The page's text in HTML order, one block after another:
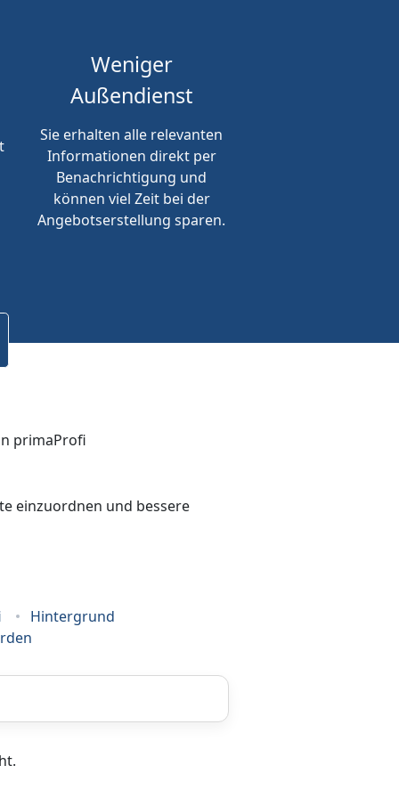
Weniger
Außendienst
Sie erhalten alle relevanten
Informationen direkt per
Benachrichtigung und
können viel Zeit bei der
Angebotserstellung sparen.
einzuordnen und bessere
Hintergrund